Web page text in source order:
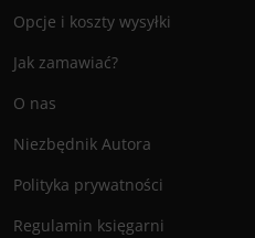
Opcje i koszty wysyłki
Jak zamawiać?
O nas
Niezbędnik Autora
Polityka prywatności
Regulamin księgarni